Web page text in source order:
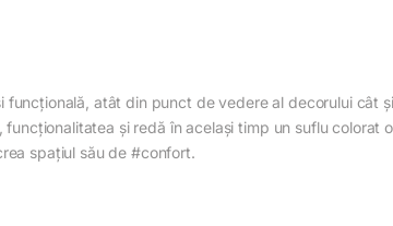
atât din punct de vedere al decorului cât
și redă în același timp un suflu colorat
spațiul său de #confort.